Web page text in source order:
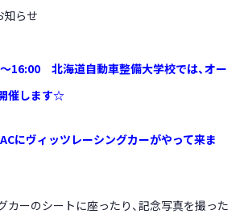
知らせ
～16:00 北海道自動車整備大学校では、オー
催します☆
にヴィッツレーシングカーがやって来ま
カーのシートに座ったり、記念写真を撮った